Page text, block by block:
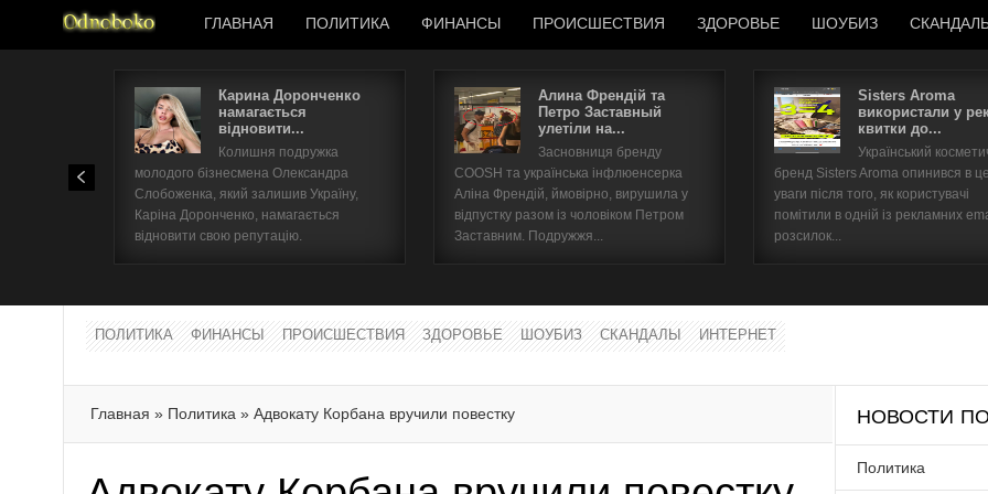
ГЛАВНАЯ ПОЛИТИКА ФИНАНСЫ ПРОИСШЕСТВИЯ ЗДОРОВЬЕ ШОУБИЗ
Карина Доронченко
намагається
відновити...
Колишня подружка
молодого бізнесмена Олександра
Слобоженка, який залишив Україну,
Каріна Доронченко, намагається
відновити свою репутацію.
Алина Френдій та
Петро Заставный
улетіли на...
Засновниця бренду
COOSH та українська інфлюенсерка
Аліна Френдій, ймовірно, вирушила у
відпустку разом із чоловіком Петром
Заставним. Подружжя...
Sisters Aroma
використали у
квитки до...
Український
бренд Sisters Aroma опинився в
уваги після того, як користувачі
помітили в одній із рекламних
розсилок...
ПОЛИТИКА ФИНАНСЫ ПРОИСШЕСТВИЯ ЗДОРОВЬЕ ШОУБИЗ СКАНДАЛЫ ИНТЕРНЕТ
Главная » Политика » Адвокату Корбана вручили повестку НОВОСТИ
Политика
Имя пользователя
Забыли имя пользователя?